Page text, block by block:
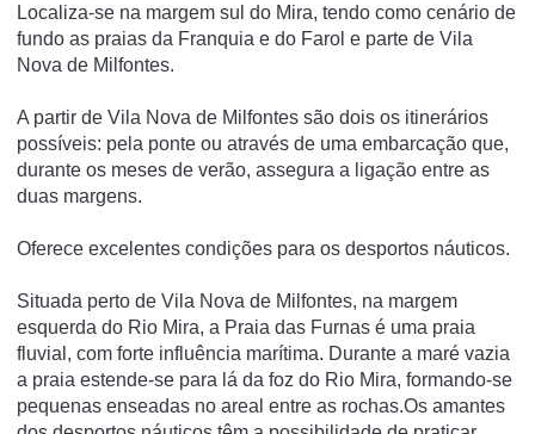
Localiza-se na margem sul do Mira, tendo como cenário de
fundo as praias da Franquia e do Farol e parte de Vila
Nova de Milfontes.
A partir de Vila Nova de Milfontes são dois os itinerários
possíveis: pela ponte ou através de uma embarcação que,
durante os meses de verão, assegura a ligação entre as
duas margens.
Oferece excelentes condições para os desportos náuticos.
Situada perto de Vila Nova de Milfontes, na margem
esquerda do Rio Mira, a Praia das Furnas é uma praia
fluvial, com forte influência marítima. Durante a maré vazia
a praia estende-se para lá da foz do Rio Mira, formando-se
pequenas enseadas no areal entre as rochas.Os amantes